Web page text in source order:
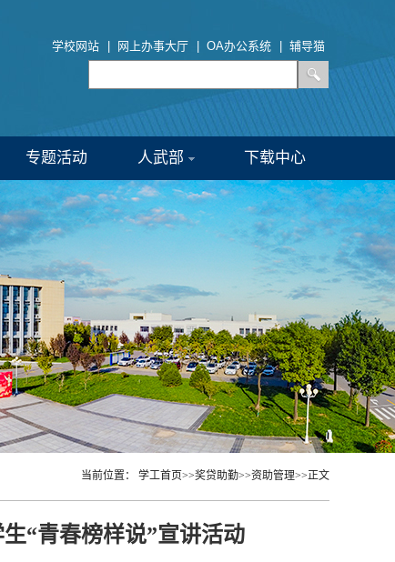
学校网站 网上办事大厅 OA办公系统 辅导猫
专题活动 人武部 下载中心
当前位置： 学工首页>>奖贷助勤>>资助管理>>正文
“青春榜样说”宣讲活动